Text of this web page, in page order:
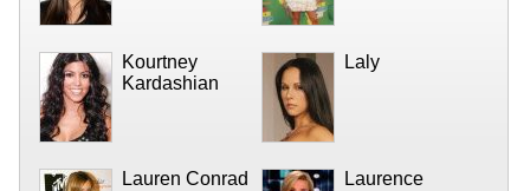
Kourtney
Kardashian
Laly
Lauren Conrad
Laurence